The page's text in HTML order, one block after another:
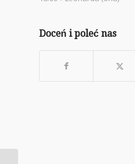
Doceń i poleć nas